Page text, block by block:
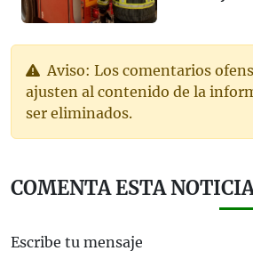
Aviso: Los comentarios
ajusten al contenido de la
ser eliminados.
COMENTA ESTA
Escribe tu mensaje